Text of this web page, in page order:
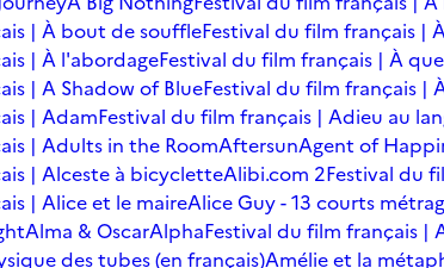
| À bout de souffleFestival du film français |
| À l'abordageFestival du film français | À
| A Shadow of BlueFestival du film français |
| AdamFestival du film français | Adieu au
| Adults in the RoomAftersunAgent of
| Alceste à bicycletteAlibi.com 2Festival du
| Alice et le maireAlice Guy - 13 courts
Alma & OscarAlphaFestival du film français |
des tubes (en français)Amélie et la